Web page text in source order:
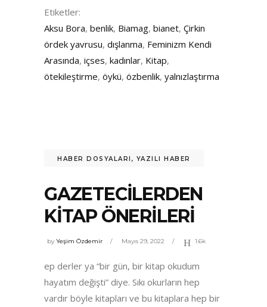
Etiketler:
Aksu Bora, benlik, Biamag, bianet, Çirkin
ördek yavrusu, dışlanma, Feminizm Kendi
Arasında, içses, kadınlar, Kitap,
ötekileştirme, öykü, özbenlik, yalnızlaştırma
HABER DOSYALARI , YAZILI HABER
GAZETECILERDEN
KITAP ÖNERILERI
byYeşim Özdemir Mayıs 29, 2022 1.6k
ep derler ya “bir gün, bir kitap okudum
hayatım değişti” diye. Sıkı okurların hep
vardır böyle kitapları ve bu kitaplara hep bir